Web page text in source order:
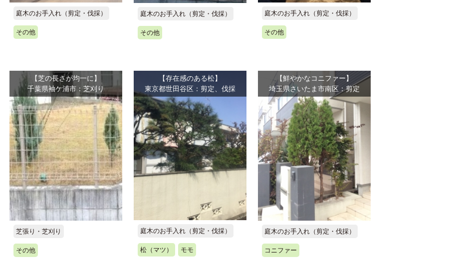
庭木のお手入れ（剪定・伐採）
その他
庭木のお手入れ（剪定・伐採）
その他
庭木のお手入れ（剪定・伐採）
その他
【芝の長さが均一に】
千葉県袖ケ浦市：芝刈り
芝張り・芝刈り
その他
【存在感のある松】
東京都世田谷区：剪定、伐採
庭木のお手入れ（剪定・伐採）
松（マツ） モモ
【鮮やかなコニファー】
埼玉県さいたま市南区：剪定
庭木のお手入れ（剪定・伐採）
コニファー